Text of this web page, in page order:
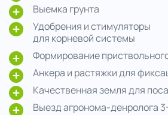
Выемка грунта
Удобрения и стимуляторы
для корневой системы
Формирование
Анкера и растяжки для
Качественная земля для
Выезд агронома-денролога